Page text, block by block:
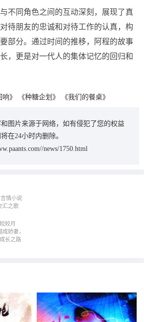
不同角色之间的互动深刻，展现了真
待朋友的忠诚和对待工作的认真，构
部分。通过时间的推移，阿程的故事
，更是对一代人的集体记忆的回归和
响》 《种糖企划》 《我们的餐桌》
图片来源于网络，如有侵犯了您的权益
在24小时内删除。
news/1750.html
情小说
汇之歌
姣月
娇妻，
长之路